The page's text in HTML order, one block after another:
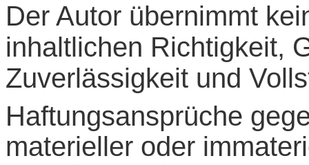
Der Autor übernimmt
inhaltlichen Richtigkeit,
Zuverlässigkeit und
Haftungsansprüche
materieller oder